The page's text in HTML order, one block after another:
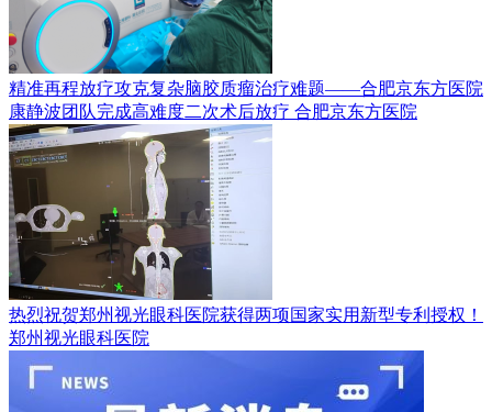
精准再程放疗攻克复杂脑胶质瘤治疗难题——合肥京东方医院
康静波团队完成高难度二次术后放疗 合肥京东方医院
热烈祝贺郑州视光眼科医院获得两项国家实用新型专利授权！
郑州视光眼科医院